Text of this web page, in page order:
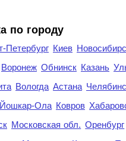
по городу
Петербург Киев
Воронеж Обнинск Казань
Вологда Астана
Йошкар-Ола Ковров
Московская обл. Оренбург